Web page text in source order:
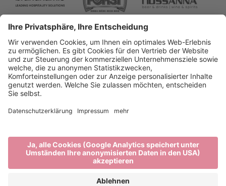
Brixen Tourismus
Privacy
Impressum
Förderungen
produced by